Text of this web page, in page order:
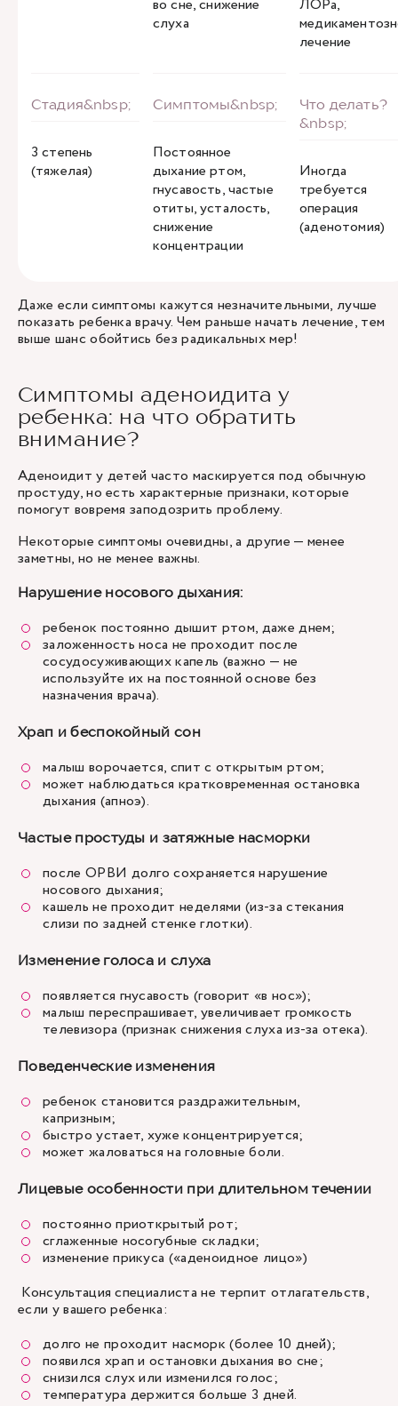
во сне, снижение
слуха
ЛОРа,
лечение
3 степень
(тяжелая)
Постоянное
дыхание ртом,
гнусавость, частые
отиты, усталость,
снижение
концентрации
Иногда
требуется
операция
(аденотомия)
Даже если симптомы кажутся незначительными, лучше
показать ребенка врачу. Чем раньше начать лечение, тем
выше шанс обойтись без радикальных мер!
Симптомы аденоидита у
ребенка: на что обратить
внимание?
Аденоидит у детей часто маскируется под обычную
простуду, но есть характерные признаки, которые
помогут вовремя заподозрить проблему.
Некоторые симптомы очевидны, а другие — менее
заметны, но не менее важны.
Нарушение носового дыхания:
ребенок постоянно дышит ртом, даже днем;
заложенность носа не проходит после
сосудосуживающих капель (важно — не
используйте их на постоянной основе без
назначения врача).
Храп и беспокойный сон
малыш ворочается, спит с открытым ртом;
может наблюдаться кратковременная остановка
дыхания (апноэ).
Частые простуды и затяжные насморки
после ОРВИ долго сохраняется нарушение
носового дыхания;
кашель не проходит неделями (из-за стекания
слизи по задней стенке глотки).
Изменение голоса и слуха
появляется гнусавость (говорит «в нос»);
малыш переспрашивает, увеличивает громкость
телевизора (признак снижения слуха из-за отека).
Поведенческие изменения
ребенок становится раздражительным,
капризным;
быстро устает, хуже концентрируется;
может жаловаться на головные боли.
Лицевые особенности при длительном течении
постоянно приоткрытый рот;
сглаженные носогубные складки;
изменение прикуса («аденоидное лицо»)
Консультация специалиста не терпит отлагательств,
если у вашего ребенка:
долго не проходит насморк (более 10 дней);
появился храп и остановки дыхания во сне;
снизился слух или изменился голос;
температура держится больше 3 дней.